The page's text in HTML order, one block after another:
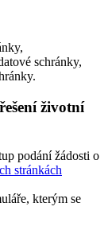
schránky,
životní
podání žádosti o
stránkách
kterým se